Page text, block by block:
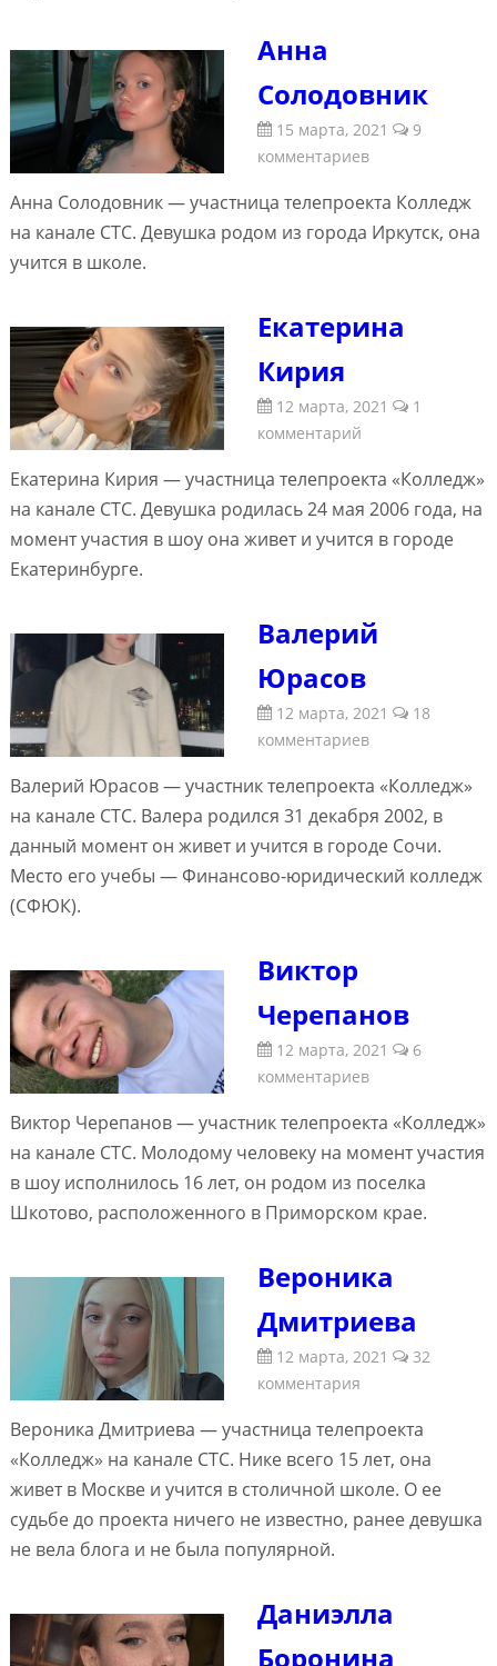
Анна
Солодовник
15 марта, 2021
9
комментариев
Анна Солодовник — участница телепроекта Колледж
на канале СТС. Девушка родом из города Иркутск, она
учится в школе.
Екатерина
Кирия
12 марта, 2021
1
комментарий
Екатерина Кирия — участница телепроекта «Колледж»
на канале СТС. Девушка родилась 24 мая 2006 года, на
момент участия в шоу она живет и учится в городе
Екатеринбурге.
Валерий
Юрасов
12 марта, 2021
18
комментариев
Валерий Юрасов — участник телепроекта «Колледж»
на канале СТС. Валера родился 31 декабря 2002, в
данный момент он живет и учится в городе Сочи.
Место его учебы — Финансово-юридический колледж
(СФЮК).
Виктор
Черепанов
12 марта, 2021
6
комментариев
Виктор Черепанов — участник телепроекта «Колледж»
на канале СТС. Молодому человеку на момент участия
в шоу исполнилось 16 лет, он родом из поселка
Шкотово, расположенного в Приморском крае.
Вероника
Дмитриева
12 марта, 2021
32
комментария
Вероника Дмитриева — участница телепроекта
«Колледж» на канале СТС. Нике всего 15 лет, она
живет в Москве и учится в столичной школе. О ее
судьбе до проекта ничего не известно, ранее девушка
не вела блога и не была популярной.
Даниэлла
Боронина